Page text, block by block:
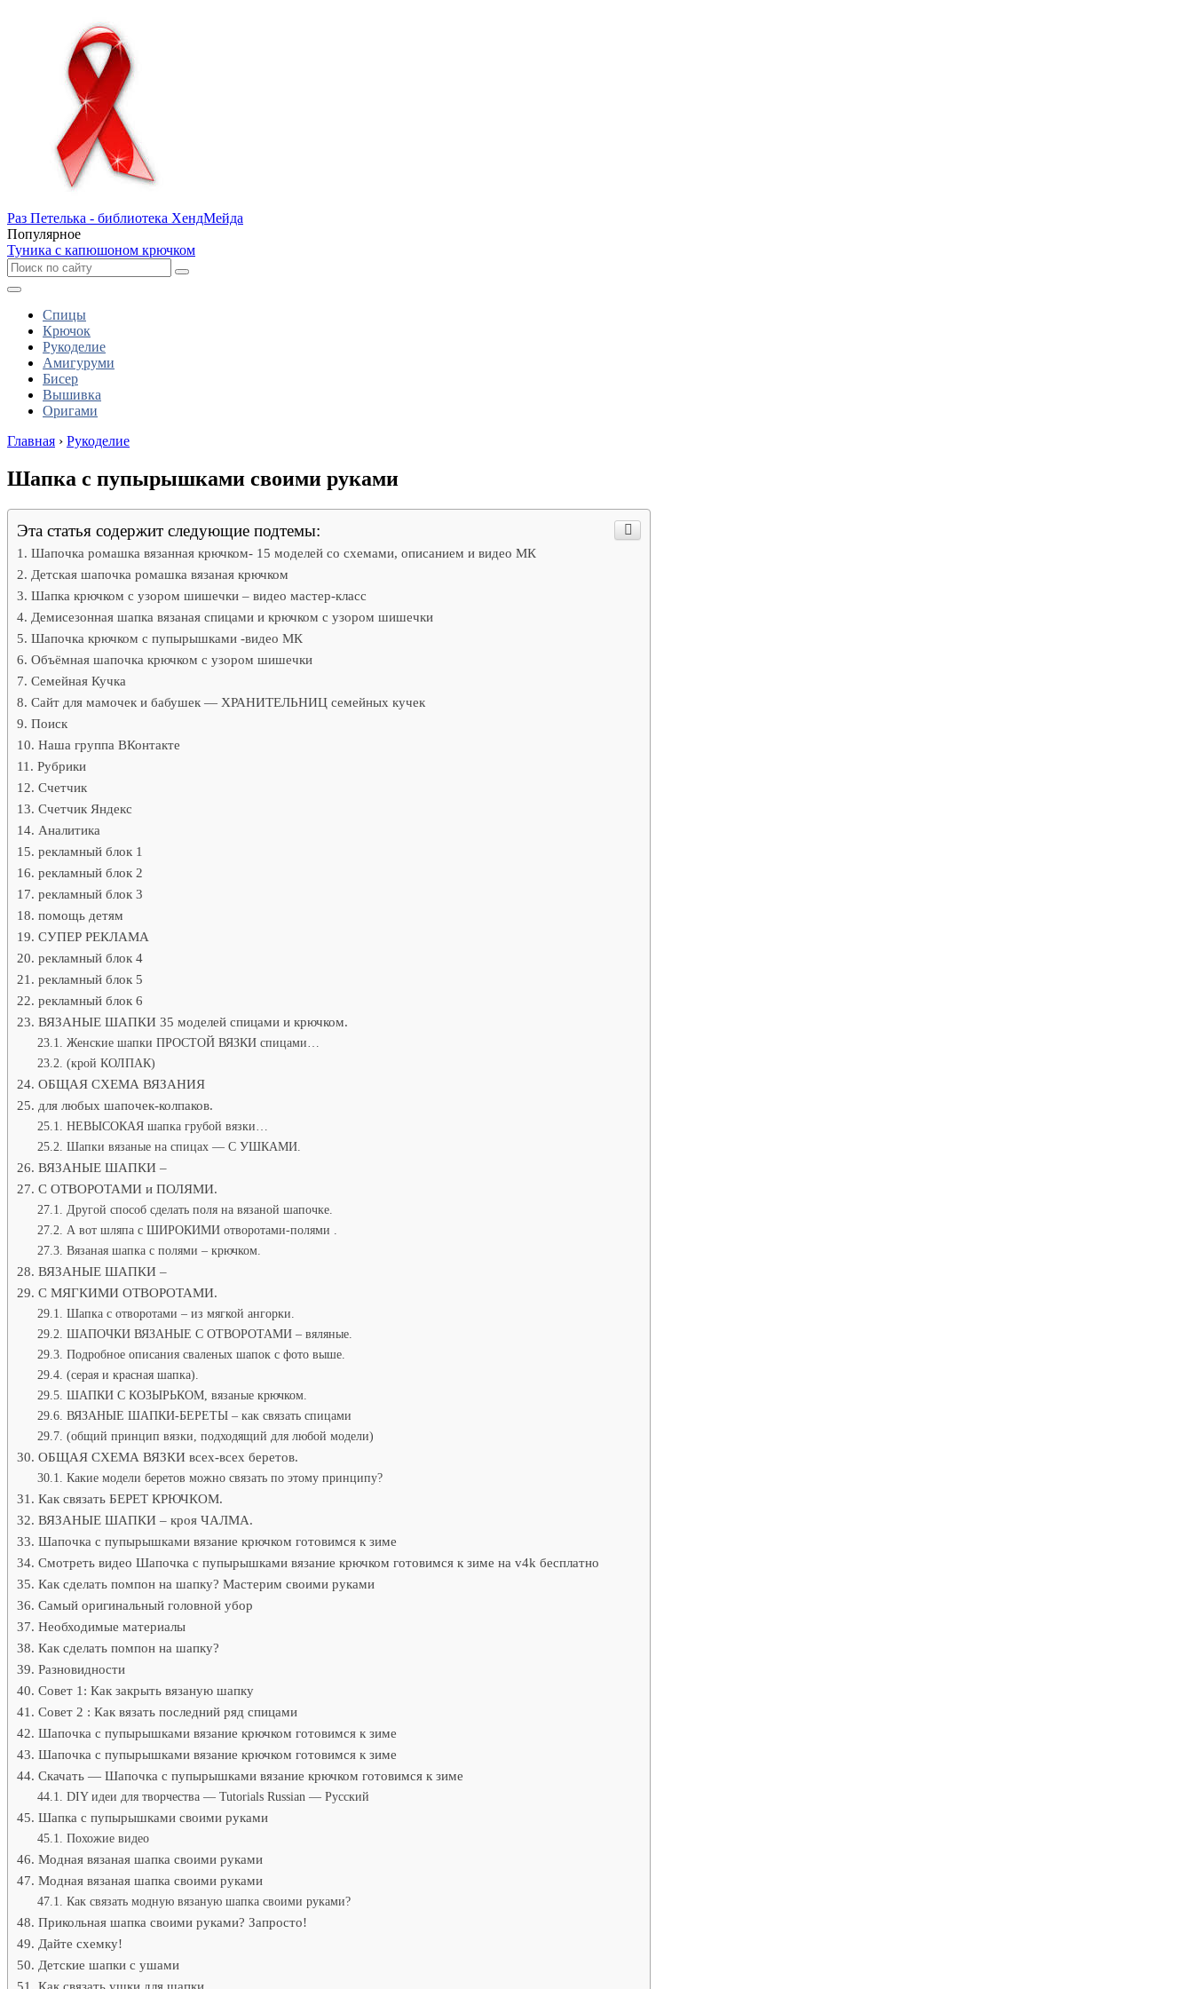
Раз Петелька - библиотека ХендМейда
Популярное
Туника с капюшоном крючком
Спицы
Крючок
Рукоделие
Амигуруми
Бисер
Вышивка
Оригами
Главная › Рукоделие
Шапка с пупырышками своими руками
Эта статья содержит следующие подтемы:
Шапочка ромашка вязанная крючком- 15 моделей со схемами, описанием и видео МК
Детская шапочка ромашка вязаная крючком
Шапка крючком с узором шишечки – видео мастер-класс
Демисезонная шапка вязаная спицами и крючком с узором шишечки
Шапочка крючком с пупырышками -видео МК
Объёмная шапочка крючком с узором шишечки
Семейная Кучка
Сайт для мамочек и бабушек — ХРАНИТЕЛЬНИЦ семейных кучек
Поиск
Наша группа ВКонтакте
Рубрики
Счетчик
Счетчик Яндекс
Аналитика
рекламный блок 1
рекламный блок 2
рекламный блок 3
помощь детям
СУПЕР РЕКЛАМА
рекламный блок 4
рекламный блок 5
рекламный блок 6
ВЯЗАНЫЕ ШАПКИ 35 моделей спицами и крючком.
Женские шапки ПРОСТОЙ ВЯЗКИ спицами…
(крой КОЛПАК)
ОБЩАЯ СХЕМА ВЯЗАНИЯ
для любых шапочек-колпаков.
НЕВЫСОКАЯ шапка грубой вязки…
Шапки вязаные на спицах — С УШКАМИ.
ВЯЗАНЫЕ ШАПКИ –
С ОТВОРОТАМИ и ПОЛЯМИ.
Другой способ сделать поля на вязаной шапочке.
А вот шляпа с ШИРОКИМИ отворотами-полями .
Вязаная шапка с полями – крючком.
ВЯЗАНЫЕ ШАПКИ –
С МЯГКИМИ ОТВОРОТАМИ.
Шапка с отворотами – из мягкой ангорки.
ШАПОЧКИ ВЯЗАНЫЕ С ОТВОРОТАМИ – вяляные.
Подробное описания сваленых шапок с фото выше.
(серая и красная шапка).
ШАПКИ С КОЗЫРЬКОМ, вязаные крючком.
ВЯЗАНЫЕ ШАПКИ-БЕРЕТЫ – как связать спицами
(общий принцип вязки, подходящий для любой модели)
ОБЩАЯ СХЕМА ВЯЗКИ всех-всех беретов.
Какие модели беретов можно связать по этому принципу?
Как связать БЕРЕТ КРЮЧКОМ.
ВЯЗАНЫЕ ШАПКИ – кроя ЧАЛМА.
Шапочка с пупырышками вязание крючком готовимся к зиме
Смотреть видео Шапочка с пупырышками вязание крючком готовимся к зиме на v4k бесплатно
Как сделать помпон на шапку? Мастерим своими руками
Самый оригинальный головной убор
Необходимые материалы
Как сделать помпон на шапку?
Разновидности
Совет 1: Как закрыть вязаную шапку
Совет 2 : Как вязать последний ряд спицами
Шапочка с пупырышками вязание крючком готовимся к зиме
Шапочка с пупырышками вязание крючком готовимся к зиме
Скачать — Шапочка с пупырышками вязание крючком готовимся к зиме
DIY идеи для творчества — Tutorials Russian — Русский
Шапка с пупырышками своими руками
Похожие видео
Модная вязаная шапка своими руками
Модная вязаная шапка своими руками
Как связать модную вязаную шапка своими руками?
Прикольная шапка своими руками? Запросто!
Дайте схемку!
Детские шапки с ушами
Как связать ушки для шапки